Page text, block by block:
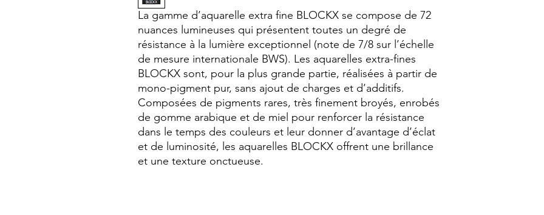
La gamme d’aquarelle extra fine BLOCKX se compose de 72
nuances lumineuses qui présentent toutes un degré de
résistance à la lumière exceptionnel (note de 7/8 sur l’échelle
de mesure internationale BWS). Les aquarelles extra-fines
BLOCKX sont, pour la plus grande partie, réalisées à partir de
mono-pigment pur, sans ajout de charges et d’additifs.
Composées de pigments rares, très finement broyés, enrobés
de gomme arabique et de miel pour renforcer la résistance
dans le temps des couleurs et leur donner d’avantage d’éclat
et de luminosité, les aquarelles BLOCKX offrent une brillance
et une texture onctueuse.